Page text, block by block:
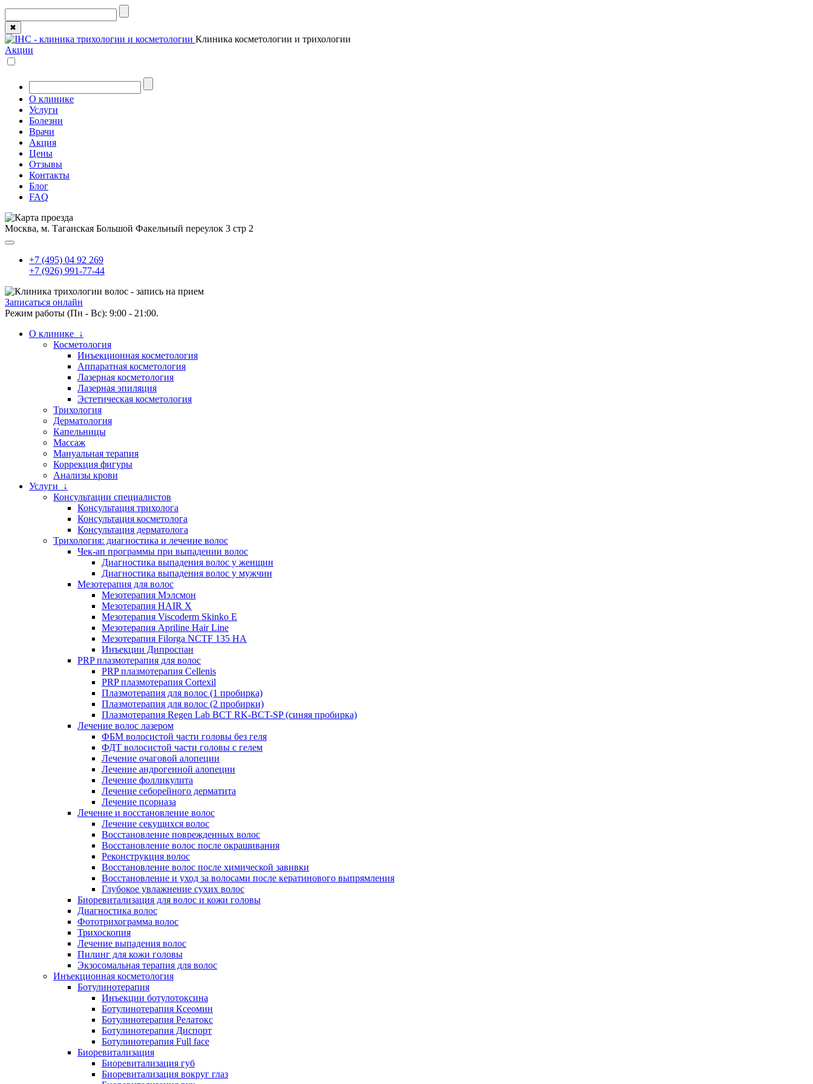
✖
Клиника косметологии и трихологии
Акции
О клинике
Услуги
Болезни
Врачи
Акция
Цены
Отзывы
Контакты
Блог
FAQ
Москва, м. Таганская Большой Факельный переулок 3 стр 2
+7 (495) 04 92 269
+7 (926) 991-77-44
Записаться онлайн
Режим работы (Пн - Вс): 9:00 - 21:00.
О клинике ↓
Косметология
Инъекционная косметология
Аппаратная косметология
Лазерная косметология
Лазерная эпиляция
Эстетическая косметология
Трихология
Дерматология
Капельницы
Массаж
Мануальная терапия
Коррекция фигуры
Анализы крови
Услуги ↓
Консультации специалистов
Консультация трихолога
Консультация косметолога
Консультация дерматолога
Трихология: диагностика и лечение волос
Чек-ап программы при выпадении волос
Диагностика выпадения волос у женщин
Диагностика выпадения волос у мужчин
Мезотерапия для волос
Мезотерапия Мэлсмон
Мезотерапия HAIR X
Мезотерапия Viscoderm Skinko E
Мезотерапия Apriline Hair Line
Мезотерапия Filorga NCTF 135 HA
Инъекции Дипроспан
PRP плазмотерапия для волос
PRP плазмотерапия Cellenis
PRP плазмотерапия Cortexil
Плазмотерапия для волос (1 пробирка)
Плазмотерапия для волос (2 пробирки)
Плазмотерапия Regen Lab BCT RK-BCT-SP (синяя пробирка)
Лечение волос лазером
ФБМ волосистой части головы без геля
ФДТ волосистой части головы с гелем
Лечение очаговой алопеции
Лечение андрогенной алопеции
Лечение фолликулита
Лечение себорейного дерматита
Лечение псориаза
Лечение и восстановление волос
Лечение секущихся волос
Восстановление поврежденных волос
Восстановление волос после окрашивания
Реконструкция волос
Восстановление волос после химической завивки
Восстановление и уход за волосами после кератинового выпрямления
Глубокое увлажнение сухих волос
Биоревитализация для волос и кожи головы
Диагностика волос
Фототрихограмма волос
Трихоскопия
Лечение выпадения волос
Пилинг для кожи головы
Экзосомальная терапия для волос
Инъекционная косметология
Ботулинотерапия
Инъекции ботулотоксина
Ботулинотерапия Ксеомин
Ботулинотерапия Релатокс
Ботулинотерапия Диспорт
Ботулинотерапия Full face
Биоревитализация
Биоревитализация губ
Биоревитализация вокруг глаз